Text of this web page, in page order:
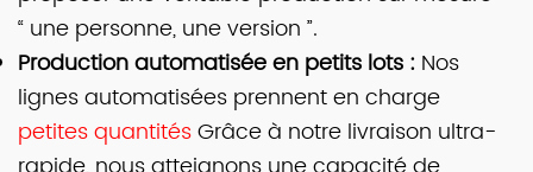
“ une personne, une version ”.
Production automatisée en petits lots : Nos
lignes automatisées prennent en charge
petites quantitésGrâce à notre livraison ultra-